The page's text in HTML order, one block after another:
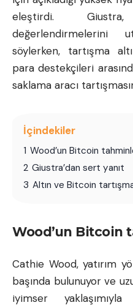
eleştirdi.
değerlendirmelerini
söylerken, tartışma
para destekçileri
saklama aracı
İçindekiler
1 Wood’un Bitcoin
2 Giustra’dan sert yanıt
3 Altın ve Bitcoin
Wood’un Bitcoin
Cathie Wood, yatırım
başında bulunuyor ve
iyimser